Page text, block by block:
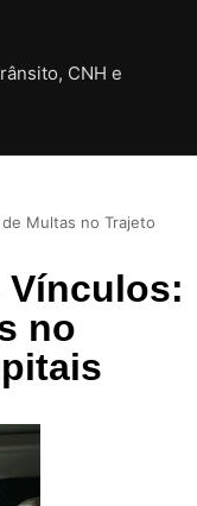
CNH e
Multas no Trajeto
Vínculos:
no